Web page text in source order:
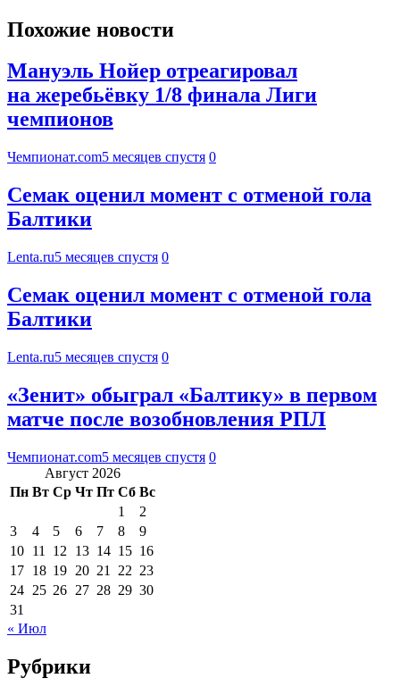
Похожие новости
Мануэль Нойер отреагировал
на жеребьёвку 1/8 финала Лиги
чемпионов
Чемпионат.com5 месяцев спустя 0
Семак оценил момент с отменой гола
Балтики
Lenta.ru5 месяцев спустя 0
Семак оценил момент с отменой гола
Балтики
Lenta.ru5 месяцев спустя 0
«Зенит» обыграл «Балтику» в первом
матче после возобновления РПЛ
Чемпионат.com5 месяцев спустя 0
Август 2026
Пн Вт Ср Чт Пт Сб Вс
1
2
3
4 5 6 7 8
9
10 11 12 13 14 15 16
17 18 19 20 21 22 23
24 25 26 27 28 29 30
31
« Июл
Рубрики